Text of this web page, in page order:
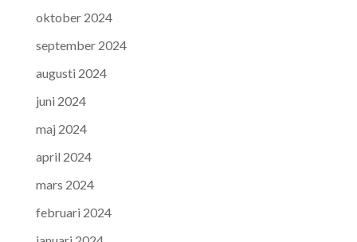
oktober 2024
september 2024
augusti 2024
juni 2024
maj 2024
april 2024
mars 2024
februari 2024